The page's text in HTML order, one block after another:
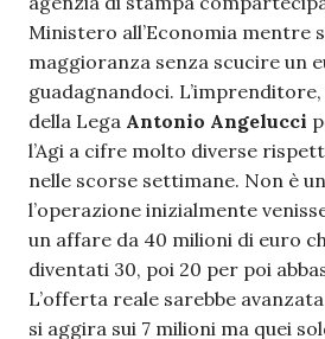
Ministero all’Economia mentre
maggioranza senza scucire un
guadagnandoci.
della Lega Antonio Angelucci
l’Agi a cifre molto diverse
nelle scorse settimane. Non è
l’operazione inizialmente
un affare da 40 milioni di euro
diventati 30, poi 20 per poi
L’offerta reale sarebbe
si aggira sui 7 milioni ma quei